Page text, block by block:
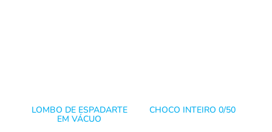
LOMBO DE ESPADARTE
EM VÁCUO
CHOCO INTEIRO 0/50